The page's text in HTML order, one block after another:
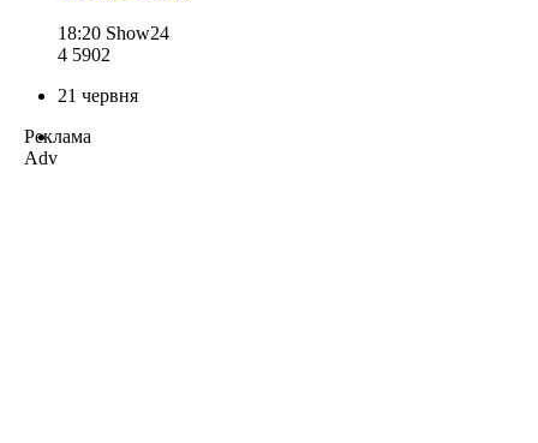
18:20 Show24
4 5902
21 червня
Реклама
Adv